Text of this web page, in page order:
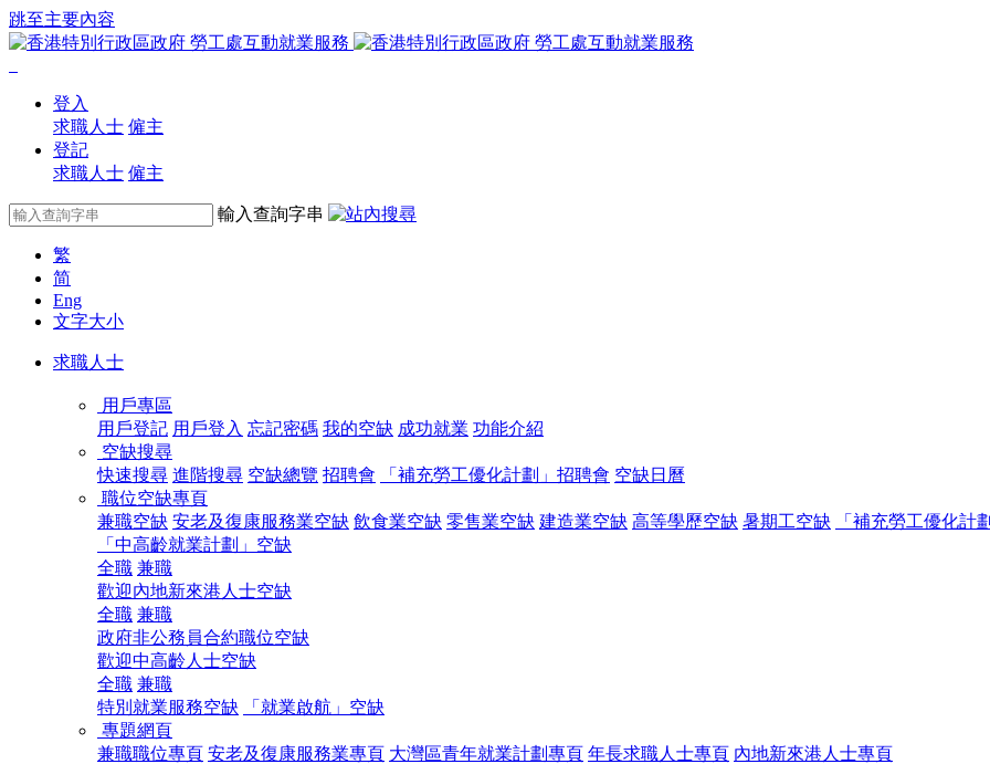
跳至主要內容
登入
求職人士 僱主
登記
求職人士 僱主
輸入查詢字串
繁
简
Eng
文字大小
求職人士
用戶專區
用戶登記 用戶登入 忘記密碼 我的空缺 成功就業 功能介紹
空缺搜尋
快速搜尋 進階搜尋 空缺總覽 招聘會 「補充勞工優化計劃」招聘會 空缺日曆
職位空缺專頁
兼職空缺 安老及復康服務業空缺 飲食業空缺 零售業空缺 建造業空缺 高等學歷空缺 暑期工空缺
「補充勞工優化計
「中高齡就業計劃」空缺
全職 兼職
歡迎內地新來港人士空缺
全職 兼職
政府非公務員合約職位空缺
歡迎中高齡人士空缺
全職 兼職
特別就業服務空缺
「就業啟航」空缺
專題網頁
兼職職位專頁 安老及復康服務業專頁 大灣區青年就業計劃專頁 年長求職人士專頁 內地新來港人士專頁